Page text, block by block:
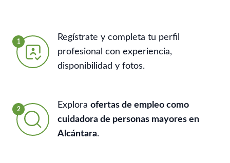
1
Regístrate y completa tu perfil
profesional con experiencia,
disponibilidad y fotos.
2 Explora ofertas de empleo como
cuidadora de personas mayores en
Alcántara.